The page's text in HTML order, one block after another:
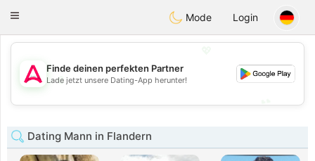
Tantôt
Toggle
Mode Login
💖
💕
Finde deinen perfekten Partner
Lade jetzt unsere Dating-App herunter!
Dating Mann in Flandern